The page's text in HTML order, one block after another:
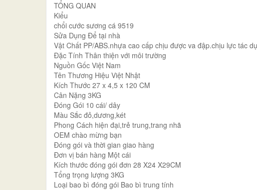
TỔNG QUAN
Kiểu
chổi cước sương cá 9519
Sửa Dụng Để tại nhà
Vật Chất PP/ABS.nhựa cao cấp chịu được va đập.chịu lực tác
Đặc Tính Thân thiện với môi trường
Nguồn Gốc Việt Nam
Tên Thương Hiệu Việt Nhật
Kích Thước 27 x 4,5 x 120 CM
Cân Nặng 3KG
Đóng Gói 10 cái/ dây
Màu Sắc đỏ,dương,két
Phong Cách hiện đại,trẻ trung,trang nhã
OEM chào mừng bạn
Đóng gói và thời gian giao hàng
Đơn vị bán hàng Một cái
Kích thước đóng gói đơn 28 X24 X29CM
Tổng trọng lượng 3KG
Loại bao bì đóng gói Bao bì trung tính